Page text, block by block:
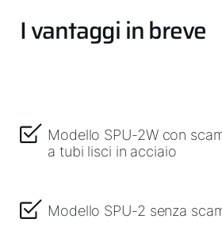
I vantaggi in breve
Modello SPU-2W con
a tubi lisci in acciaio
Modello SPU-2 senza